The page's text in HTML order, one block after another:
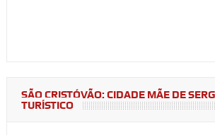
SÃO CRISTÓVÃO: CIDADE MÃE DE
TURÍSTICO